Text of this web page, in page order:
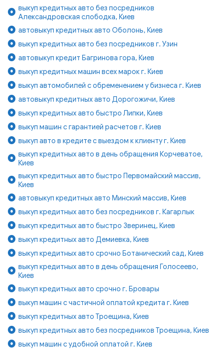
выкуп кредитных авто без посредников
Александровская слободка, Киев
автовыкуп кредитных авто Оболонь, Киев
выкуп кредитных авто без посредников г. Узин
автовыкуп кредит Багринова гора, Киев
выкуп кредитных машин всех марок г. Киев
выкуп автомобилей с обременением у бизнеса г. Киев
автовыкуп кредитных авто Дорогожичи, Киев
выкуп кредитных авто быстро Липки, Киев
выкуп машин с гарантией расчетов г. Киев
выкуп авто в кредите с выездом к клиенту г. Киев
выкуп кредитных авто в день обращения Корчеватое,
Киев
выкуп кредитных авто быстро Первомайский массив,
Киев
автовыкуп кредитных авто Минский массив, Киев
выкуп кредитных авто без посредников г. Кагарлык
выкуп кредитных авто быстро Зверинец, Киев
выкуп кредитных авто Демиевка, Киев
выкуп кредитных авто срочно Ботанический сад, Киев
выкуп кредитных авто в день обращения Голосеево,
Киев
выкуп кредитных авто срочно г. Бровары
выкуп машин с частичной оплатой кредита г. Киев
выкуп кредитных авто Троещина, Киев
выкуп кредитных авто без посредников Троещина, Киев
выкуп машин с удобной оплатой г. Киев